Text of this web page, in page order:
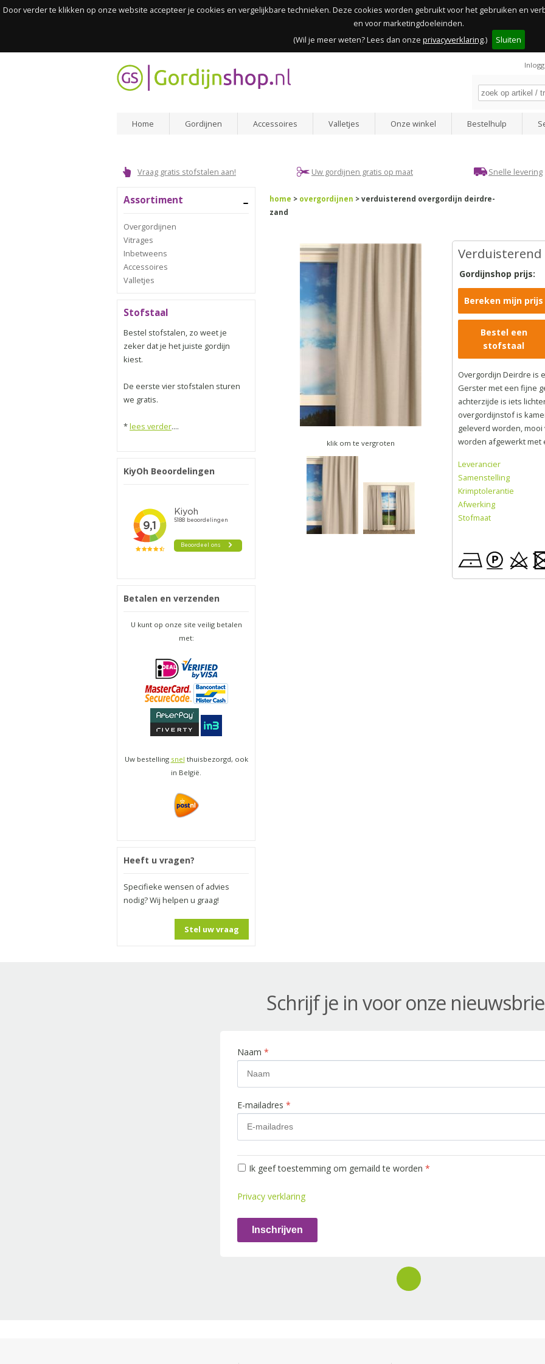
Door verder te klikken op onze website accepteer je cookies en vergelijkbare technieken. Deze cookies worden gebruikt voor het gebruiken en
en voor marketingdoeleinden.
(Wil je meer weten? Lees dan onze privacyverklaring.) Sluiten
Home Gordijnen Accessoires Valletjes Onze winkel Bestelhulp
Vraag gratis stofstalen aan! Uw gordijnen gratis op maat Snelle levering
Assortiment
Overgordijnen
Vitrages
Inbetweens
Accessoires
Valletjes
Stofstaal
Bestel stofstalen, zo weet je
zeker dat je het juiste gordijn
kiest.
De eerste vier stofstalen sturen
we gratis.
*lees verder....
KiyOh Beoordelingen
Betalen en verzenden
U kunt op onze site veilig betalen
met:
Uw bestelling snel thuisbezorgd, ook
in België.
Heeft u vragen?
Specifieke wensen of advies
nodig? Wij helpen u graag!
Stel uw vraag
home > overgordijnen > verduisterend overgordijn deirdre-
zand
klik om te vergroten
Gordijnshop prijs:
Bereken mijn prijs
Bestel een
stofstaal
Overgordijn Deirdre is
Gerster met een fijne
achterzijde is iets
overgordijnstof is
geleverd worden,
worden afgewerkt met
Leverancier
Samenstelling
Krimptolerantie
Afwerking
Stofmaat
Schrijf je in voor onze
Naam *
E-mailadres *
Ik geef toestemming om gemaild te worden *
Privacy verklaring
Inschrijven